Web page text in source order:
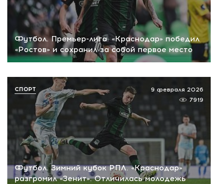
Футбол. Премьер-лига. «Краснодар» победил
«Ростов» и сохранил за собой первое место
Футбол. Зимний кубок РПЛ. «Краснодар»
разгромил «Зенит». Отличилась молодежь
9 февраля 2026
7919
СПОРТ